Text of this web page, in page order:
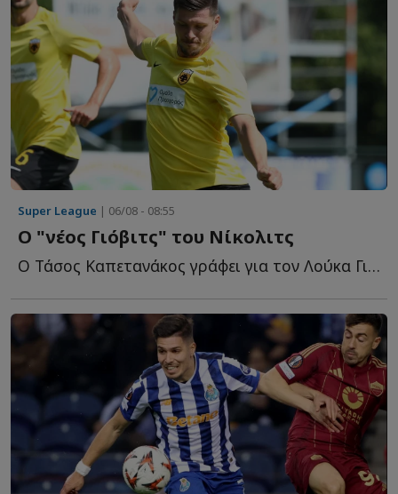
Super League | 06/08 - 08:55
O "νέος Γιόβιτς" του Νίκολιτς
Ο Τάσος Καπετανάκος γράφει για τον Λούκα Γιόβιτς που ε...